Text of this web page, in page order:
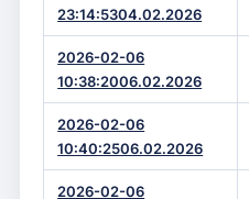
23:14:5304.02.2026
2026-02-06
10:38:2006.02.2026
2026-02-06
10:40:2506.02.2026
2026-02-06